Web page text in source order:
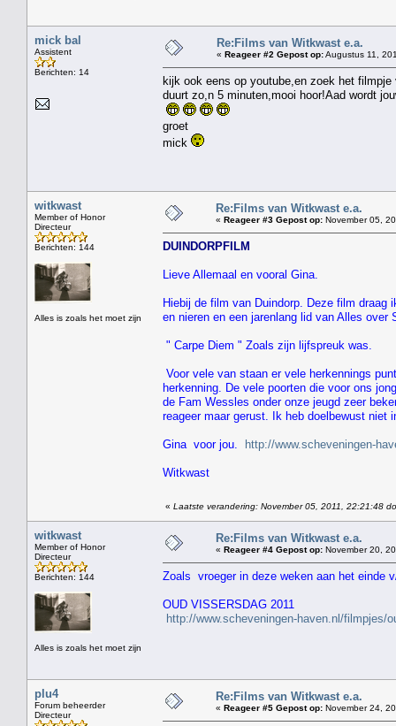
mick bal
Assistent
Berichten: 14
Re:Films van Witkwast e.a.
« Reageer #2 Gepost op:Augustus 11,
kijk ook eens op youtube,en zoek het
duurt zo,n 5 minuten,mooi hoor!Aad wordt
groet
mick
witkwast
Member of Honor
Directeur
Berichten: 144
Alles is zoals het moet zijn
Re:Films van Witkwast e.a.
« Reageer #3 Gepost op: November 05,
DUINDORPFILM
Lieve Allemaal en vooral Gina.
Hiebij de film van Duindorp. Deze film
en nieren en een jarenlang lid van Alles over
" Carpe Diem " Zoals zijn lijfspreuk was.
Voor vele van staan er vele herkennings
herkenning. De vele poorten die voor ons
de Fam Wessles onder onze jeugd zeer
reageer maar gerust. Ik heb doelbewust niet
Gina voor jou. http://www.scheveningen-
Witkwast
« Laatste verandering: November 05, 2011, 22:21:48
witkwast
Member of Honor
Directeur
Berichten: 144
Alles is zoals het moet zijn
Re:Films van Witkwast e.a.
« Reageer #4 Gepost op: November 20,
Zoals vroeger in deze weken aan het einde
OUD VISSERSDAG 2011
http://www.scheveningen-haven.nl/filmpjes/
plu4
Forum beheerder
Directeur
Re:Films van Witkwast e.a.
« Reageer #5 Gepost op: November 24,